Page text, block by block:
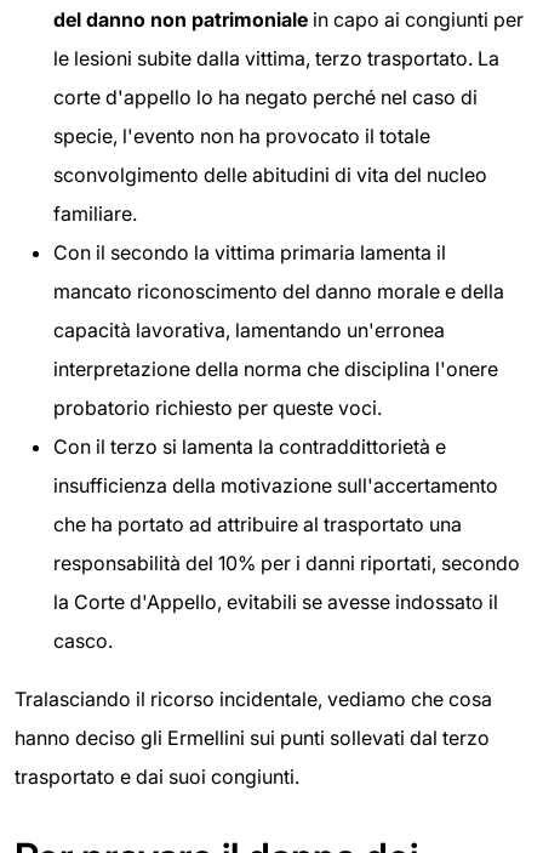
del danno non patrimoniale in capo ai congiunti per
le lesioni subite dalla vittima, terzo trasportato. La
corte d'appello lo ha negato perché nel caso di
specie, l'evento non ha provocato il totale
sconvolgimento delle abitudini di vita del nucleo
familiare.
Con il secondo la vittima primaria lamenta il
mancato riconoscimento del danno morale e della
capacità lavorativa, lamentando un'erronea
interpretazione della norma che disciplina l'onere
probatorio richiesto per queste voci.
Con il terzo si lamenta la contraddittorietà e
insufficienza della motivazione sull'accertamento
che ha portato ad attribuire al trasportato una
responsabilità del 10% per i danni riportati, secondo
la Corte d'Appello, evitabili se avesse indossato il
casco.
Tralasciando il ricorso incidentale, vediamo che cosa
hanno deciso gli Ermellini sui punti sollevati dal terzo
trasportato e dai suoi congiunti.